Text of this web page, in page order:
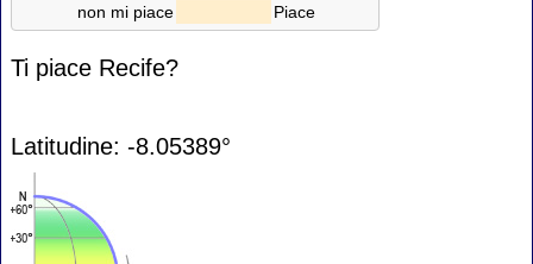
non mi piace
Piace
Ti piace Recife?
Latitudine: -8.05389°